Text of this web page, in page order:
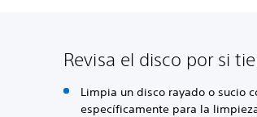
Revisa el disco por si
Limpia un disco rayado o sucio
específicamente para la